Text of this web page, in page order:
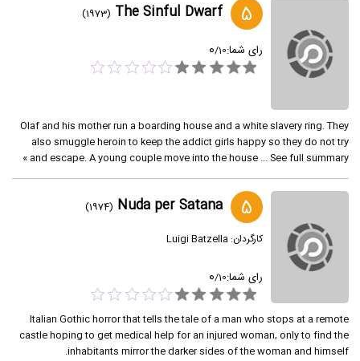
5
The Sinful Dwarf
(1973)
رای شما: 0/10
Olaf and his mother run a boarding house and a white slavery ring. They
also smuggle heroin to keep the addict girls happy so they do not try
and escape. A young couple move into the house ... See full summary »
5
Nuda per Satana
(1974)
کارگردان: Luigi Batzella
رای شما: 0/10
Italian Gothic horror that tells the tale of a man who stops at a remote
castle hoping to get medical help for an injured woman, only to find the
inhabitants mirror the darker sides of the woman and himself.